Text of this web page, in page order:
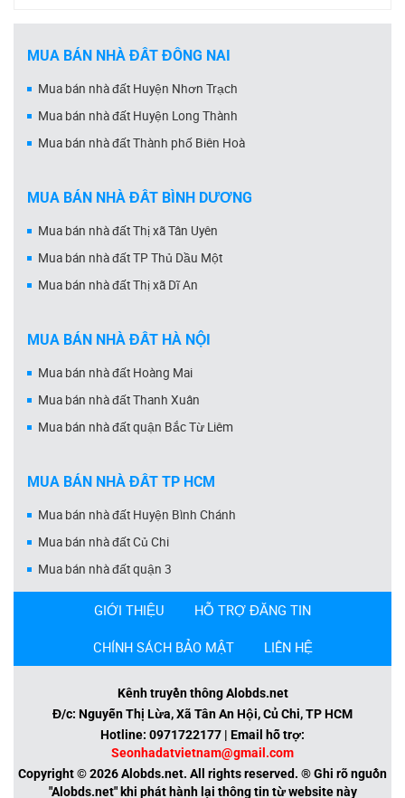
MUA BÁN NHÀ ĐẤT ĐỒNG NAI
Mua bán nhà đất Huyện Nhơn Trạch
Mua bán nhà đất Huyện Long Thành
Mua bán nhà đất Thành phố Biên Hoà
MUA BÁN NHÀ ĐẤT BÌNH DƯƠNG
Mua bán nhà đất Thị xã Tân Uyên
Mua bán nhà đất TP Thủ Dầu Một
Mua bán nhà đất Thị xã Dĩ An
MUA BÁN NHÀ ĐẤT HÀ NỘI
Mua bán nhà đất Hoàng Mai
Mua bán nhà đất Thanh Xuân
Mua bán nhà đất quận Bắc Từ Liêm
MUA BÁN NHÀ ĐẤT TP HCM
Mua bán nhà đất Huyện Bình Chánh
Mua bán nhà đất Củ Chi
Mua bán nhà đất quận 3
GIỚI THIỆU HỖ TRỢ ĐĂNG TIN
CHÍNH SÁCH BẢO MẬT LIÊN HỆ
Kênh truyền thông Alobds.net
Đ/c: Nguyễn Thị Lừa, Xã Tân An Hội, Củ Chi, TP HCM
Hotline: 0971722177 | Email hỗ trợ:
Seonhadatvietnam@gmail.com
Copyright © 2026 Alobds.net. All rights reserved. ® Ghi rõ nguồn
"Alobds.net" khi phát hành lại thông tin từ website này